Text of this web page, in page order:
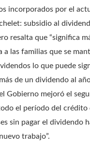
incorporados por el
subsidio al
resalta que “significa
a las familias que se
lo que puede
de un dividendo al
Gobierno mejoró el
el período del
sin pagar el dividendo
trabajo”.